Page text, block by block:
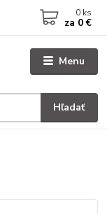
Menu
Hľadať
0 ks
za 0 €